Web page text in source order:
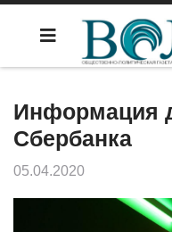
Информация
Сбербанка
05.04.2020